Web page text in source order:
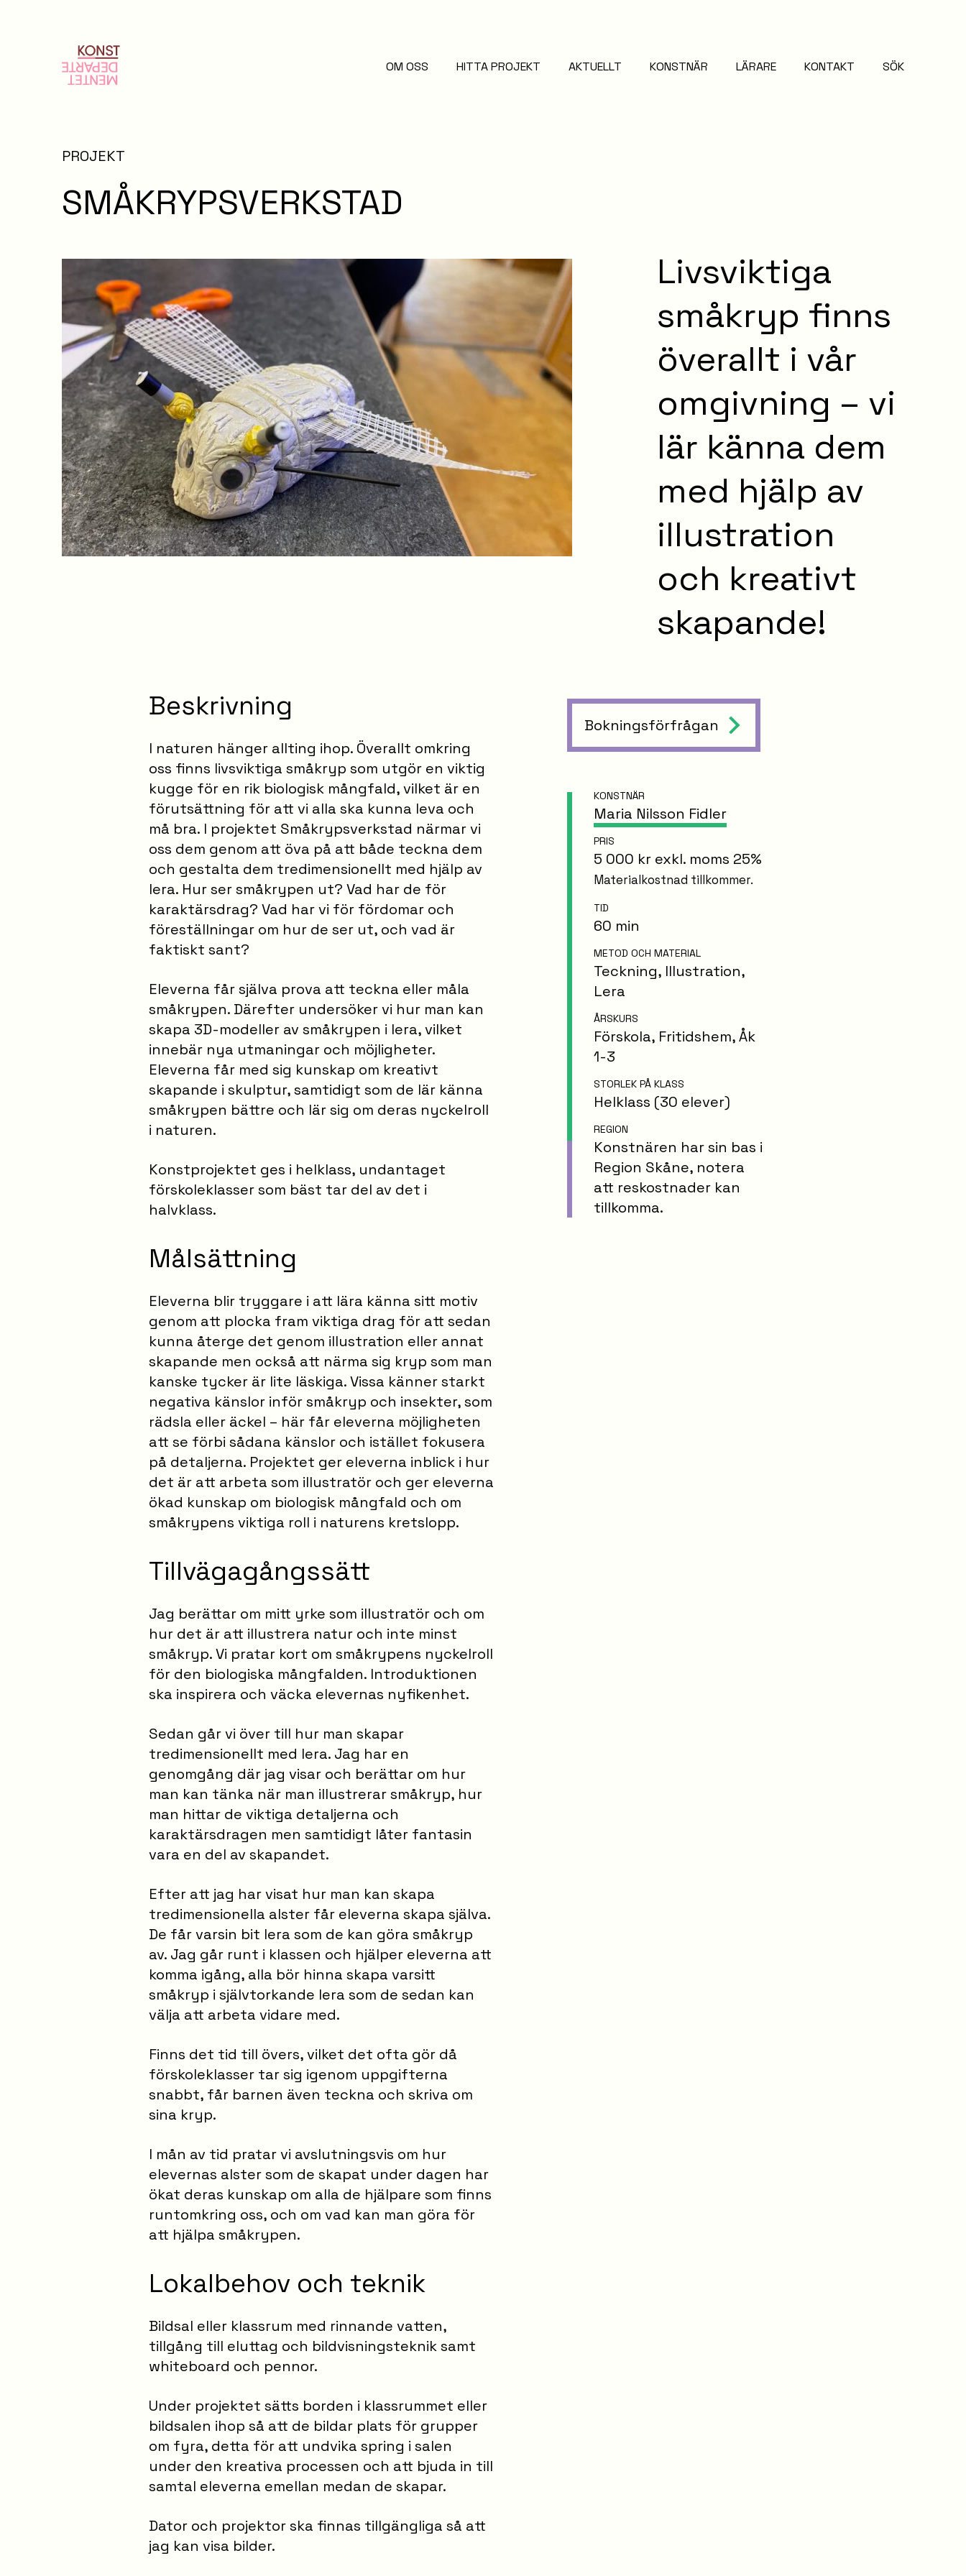
OM OSS HITTA PROJEKT AKTUELLT KONSTNÄR LÄRARE KONTAKT SÖK
PROJEKT
SMÅKRYPSVERKSTAD
Livsviktiga
småkryp finns
överallt i vår
omgivning – vi
lär känna dem
med hjälp av
illustration
och kreativt
skapande!
Beskrivning
I naturen hänger allting ihop. Överallt omkring
oss finns livsviktiga småkryp som utgör en viktig
kugge för en rik biologisk mångfald, vilket är en
förutsättning för att vi alla ska kunna leva och
må bra. I projektet Småkrypsverkstad närmar vi
oss dem genom att öva på att både teckna dem
och gestalta dem tredimensionellt med hjälp av
lera. Hur ser småkrypen ut? Vad har de för
karaktärsdrag? Vad har vi för fördomar och
föreställningar om hur de ser ut, och vad är
faktiskt sant?
Eleverna får själva prova att teckna eller måla
småkrypen. Därefter undersöker vi hur man kan
skapa 3D-modeller av småkrypen i lera, vilket
innebär nya utmaningar och möjligheter.
Eleverna får med sig kunskap om kreativt
skapande i skulptur, samtidigt som de lär känna
småkrypen bättre och lär sig om deras nyckelroll
i naturen.
Konstprojektet ges i helklass, undantaget
förskoleklasser som bäst tar del av det i
halvklass.
Målsättning
Eleverna blir tryggare i att lära känna sitt motiv
genom att plocka fram viktiga drag för att sedan
kunna återge det genom illustration eller annat
skapande men också att närma sig kryp som man
kanske tycker är lite läskiga. Vissa känner starkt
negativa känslor inför småkryp och insekter, som
rädsla eller äckel – här får eleverna möjligheten
att se förbi sådana känslor och istället fokusera
på detaljerna. Projektet ger eleverna inblick i hur
det är att arbeta som illustratör och ger eleverna
ökad kunskap om biologisk mångfald och om
småkrypens viktiga roll i naturens kretslopp.
Tillvägagångssätt
Jag berättar om mitt yrke som illustratör och om
hur det är att illustrera natur och inte minst
småkryp. Vi pratar kort om småkrypens nyckelroll
för den biologiska mångfalden. Introduktionen
ska inspirera och väcka elevernas nyfikenhet.
Sedan går vi över till hur man skapar
tredimensionellt med lera. Jag har en
genomgång där jag visar och berättar om hur
man kan tänka när man illustrerar småkryp, hur
man hittar de viktiga detaljerna och
karaktärsdragen men samtidigt låter fantasin
vara en del av skapandet.
Efter att jag har visat hur man kan skapa
tredimensionella alster får eleverna skapa själva.
De får varsin bit lera som de kan göra småkryp
av. Jag går runt i klassen och hjälper eleverna att
komma igång, alla bör hinna skapa varsitt
småkryp i självtorkande lera som de sedan kan
välja att arbeta vidare med.
Finns det tid till övers, vilket det ofta gör då
förskoleklasser tar sig igenom uppgifterna
snabbt, får barnen även teckna och skriva om
sina kryp.
I mån av tid pratar vi avslutningsvis om hur
elevernas alster som de skapat under dagen har
ökat deras kunskap om alla de hjälpare som finns
runtomkring oss, och om vad kan man göra för
att hjälpa småkrypen.
Lokalbehov och teknik
Bildsal eller klassrum med rinnande vatten,
tillgång till eluttag och bildvisningsteknik samt
whiteboard och pennor.
Under projektet sätts borden i klassrummet eller
bildsalen ihop så att de bildar plats för grupper
om fyra, detta för att undvika spring i salen
under den kreativa processen och att bjuda in till
samtal eleverna emellan medan de skapar.
Dator och projektor ska finnas tillgängliga så att
jag kan visa bilder.
Bokningsförfrågan
KONSTNÄR
Maria Nilsson Fidler
PRIS
5 000 kr exkl. moms 25%
Materialkostnad tillkommer.
TID
60 min
METOD OCH MATERIAL
Teckning, Illustration,
Lera
ÅRSKURS
Förskola, Fritidshem,Åk
1-3
STORLEK PÅ KLASS
Helklass (30 elever)
REGION
Konstnären har sin bas i
Region Skåne, notera
att reskostnader kan
tillkomma.